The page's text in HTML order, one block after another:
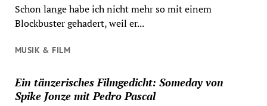
Schon lange habe ich nicht mehr so mit einem
Blockbuster gehadert, weil er...
MUSIK & FILM
Ein tänzerisches Filmgedicht: Someday von
Spike Jonze mit Pedro Pascal